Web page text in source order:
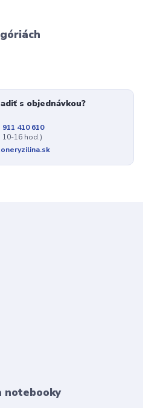
s objednávkou?
911 410 610
10-16 hod.)
notebooky